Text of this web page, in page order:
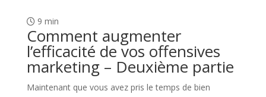
9 min
Comment augmenter
l’efficacité de vos offensives
marketing – Deuxième partie
Maintenant que vous avez pris le temps de bien